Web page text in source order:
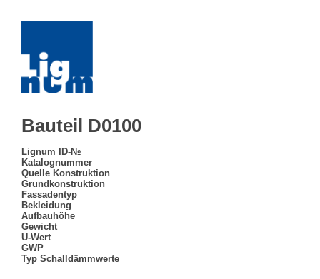
Bauteil D0100
Lignum ID-№
Katalognummer
Quelle Konstruktion
Grundkonstruktion
Fassadentyp
Bekleidung
Aufbauhöhe
Gewicht
U-Wert
GWP
Typ Schalldämmwerte